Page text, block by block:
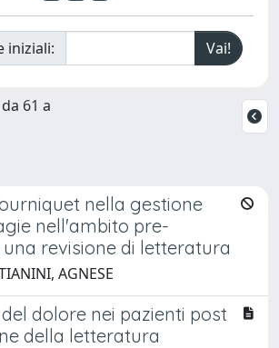
iniziali:
61 a
nella gestione
nell'ambito pre-
revisione di letteratura
AGNESE
dolore nei pazienti post
della letteratura